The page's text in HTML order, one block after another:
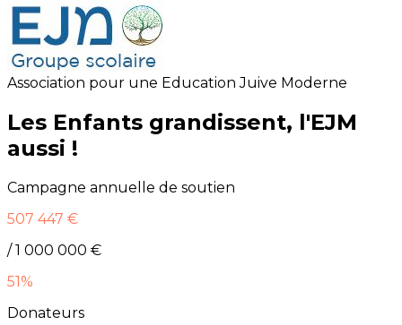
Association pour une Education Juive Moderne
Les Enfants grandissent, l'EJM
aussi !
Campagne annuelle de soutien
507 447 €
/ 1 000 000 €
51%
Donateurs